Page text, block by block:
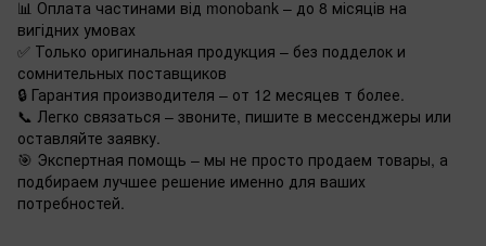
📊 Оплата частинами від monobank – до 8 місяців на
вигідних умовах
✅ Только оригинальная продукция – без подделок и
сомнительных поставщиков
🔒 Гарантия производителя – от 12 месяцев т более.
📞 Легко связаться – звоните, пишите в мессенджеры или
оставляйте заявку.
🎯 Экспертная помощь – мы не просто продаем товары, а
подбираем лучшее решение именно для ваших
потребностей.